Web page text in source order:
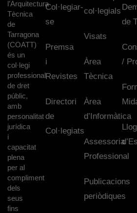
l’Arquitectura
Tècnica
de
Tarragona
(COATT)
és un
col·legi
professional
de dret
públic,
amb
personalitat
jurídica
i
capacitat
plena
per al
compliment
dels
seus
fins
Col·legiar-
se
Premsa
i
Revistes
Directori
de
Col·legiats
col·legials
Visats
Àrea
Tècnica
Àrea
d’Informàtica
Assessoria
Professional
Publicacions
periòdiques
de
/